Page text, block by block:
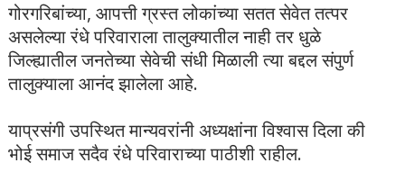
गोरगरिबांच्या, आपत्ती ग्रस्त लोकांच्या सतत सेवेत तत्पर
असलेल्या रंधे परिवाराला तालुक्यातील नाही तर धुळे
जिल्ह्यातील जनतेच्या सेवेची संधी मिळाली त्या बद्दल संपुर्ण
तालुक्याला आनंद झालेला आहे.
याप्रसंगी उपस्थित मान्यवरांनी अध्यक्षांना विश्वास दिला की
भोई समाज सदैव रंधे परिवाराच्या पाठीशी राहील.